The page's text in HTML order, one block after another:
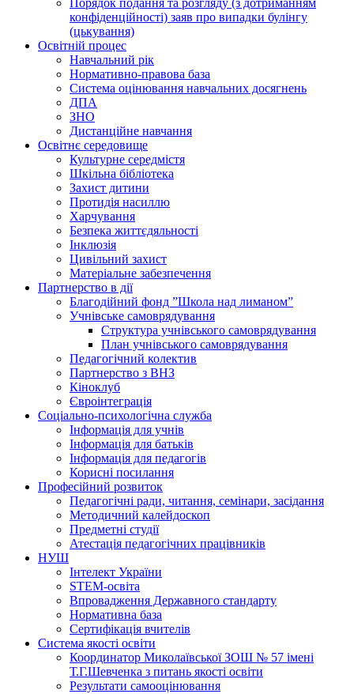
Порядок подання та розгляду (з дотриманням
конфіденційності) заяв про випадки булінгу
(цькування)
Освітній процес
Навчальний рік
Нормативно-правова база
Система оцінювання навчальних досягнень
ДПА
ЗНО
Дистанційне навчання
Освітнє середовище
Культурне середмістя
Шкільна бібліотека
Захист дитини
Протидія насиллю
Харчування
Безпека життєдяльності
Інклюзія
Цивільний захист
Матеріальне забезпечення
Партнерство в дії
Благодійний фонд ”Школа над лиманом”
Учнівське самоврядування
Структура учнiвського самоврядування
План учнiвського самоврядування
Педагогічний колектив
Партнерство з ВНЗ
Кіноклуб
Євроінтеграція
Соціально-психологічна служба
Інформація для учнів
Інформація для батьків
Інформація для педагогів
Корисні посилання
Професійний розвиток
Педагогічні ради, читання, семінари, засідання
Методичний калейдоскоп
Предметні студії
Атестація педагогічних працівників
НУШ
Інтелект України
STEM-освіта
Впровадження Державного стандарту
Нормативна база
Сертифікація вчителів
Система якості освіти
Координатор Миколаївської ЗОШ № 57 імені
Т.Г.Шевченка з питань якості освіти
Результати самооцінювання